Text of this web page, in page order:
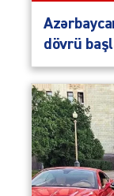
dövrü